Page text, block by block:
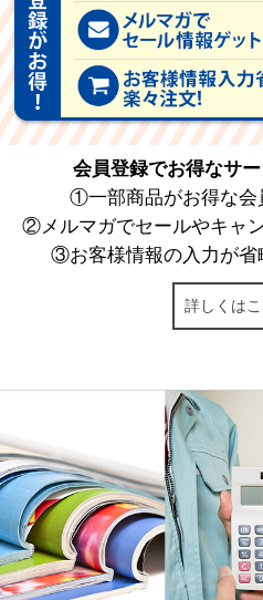
会員登録でお得なサ
①一部商品がお得な会
②メルマガでセールやキャ
③お客様情報の入力が省
詳しくは